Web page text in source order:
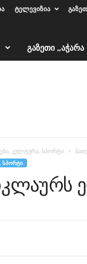
ᲢᲔᲚᲔᲕᲘᲖᲘᲐ
ᲒᲐᲖᲔᲗᲘ „ᲐᲭᲐᲠᲐ
კულტურა, სპორტი
ᲡᲞᲝᲠᲢᲘ